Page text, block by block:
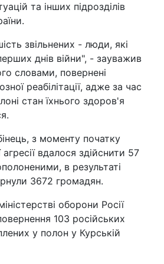
та інших підрозділів
звільнених - люди, які
днів війни", - зауважив
словами, повернені
реабілітації, адже за час
стан їхнього здоров'я
з моменту початку
вдалося здійснити 57
в результаті
3672 громадян.
оборони Росії
103 російських
у полон у Курській